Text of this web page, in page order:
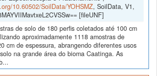
10.60502/SoilData/YOHSMZ, SoilData, V1,
[fileUNF]
de solo de 180 perfis coletados até 100 cm
aproximadamente 1118 amostras de
cm de espessura, abrangendo diferentes usos
na grande área do bioma Caatinga. As